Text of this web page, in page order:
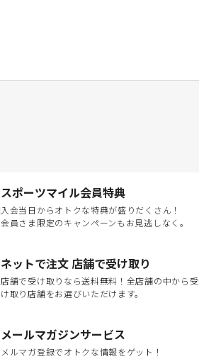
スポーツマイル会員特典
入会当日からオトクな特典が盛りだくさん！
会員さま限定のキャンペーンもお見逃しなく。
ネットで注文 店舗で受け取り
店舗で受け取りなら送料無料！全店舗の中から受
け取り店舗をお選びいただけます。
メールマガジンサービス
メルマガ登録でオトクな情報をゲット！